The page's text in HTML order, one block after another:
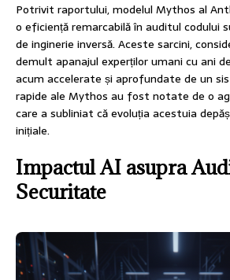
Potrivit raportului, modelul Mythos al
o eficiență remarcabilă în auditul codului
de inginerie inversă. Aceste sarcini,
demult apanajul experților umani cu ani
acum accelerate și aprofundate de un
rapide ale Mythos au fost notate de o
care a subliniat că evoluția acestuia
inițiale.
Impactul AI asupra
Securitate